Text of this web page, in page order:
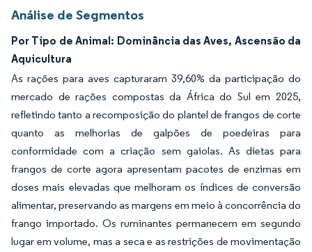
Análise de Segmentos
Por Tipo de Animal: Dominância das Aves, Ascensão da
Aquicultura
As rações para aves capturaram 39,60% da participação do
mercado de rações compostas da África do Sul em 2025,
refletindo tanto a recomposição do plantel de frangos de corte
quanto as melhorias de galpões de poedeiras para
conformidade com a criação sem gaiolas. As dietas para
frangos de corte agora apresentam pacotes de enzimas em
doses mais elevadas que melhoram os índices de conversão
alimentar, preservando as margens em meio à concorrência do
frango importado. Os ruminantes permanecem em segundo
lugar em volume, mas a seca e as restrições de movimentação